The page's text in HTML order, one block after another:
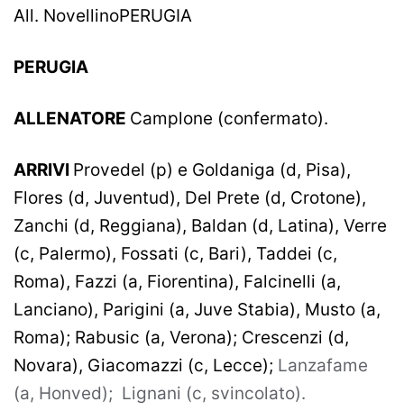
All. NovellinoPERUGIA
PERUGIA
ALLENATORE Camplone (confermato).
ARRIVI Provedel (p) e Goldaniga (d, Pisa),
Flores (d, Juventud), Del Prete (d, Crotone),
Zanchi (d, Reggiana), Baldan (d, Latina), Verre
(c, Palermo), Fossati (c, Bari), Taddei (c,
Roma), Fazzi (a, Fiorentina), Falcinelli (a,
Lanciano), Parigini (a, Juve Stabia), Musto (a,
Roma); Rabusic (a, Verona); Crescenzi (d,
Novara), Giacomazzi (c, Lecce); Lanzafame
(a, Honved); Lignani (c, svincolato).